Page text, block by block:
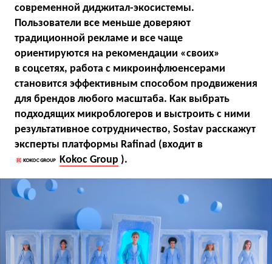
современной диджитал-экосистемы.
Пользователи все меньше доверяют
традиционной рекламе и все чаще
ориентируются на рекомендации «своих»
в соцсетях, работа с микроинфлюенсерами
становится эффективным способом продвижения
для брендов любого масштаба. Как выбрать
подходящих микроблогеров и выстроить с ними
результативное сотрудничество, Sostav расскажут
эксперты платформы Rafinad (входит в
Kokoc Group ).